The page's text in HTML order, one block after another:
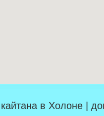
в Холоне |